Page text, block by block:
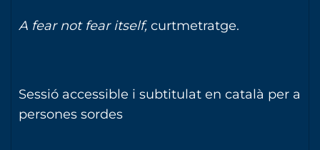
A fear not fear itself, curtmetratge.
Sessió accessible i subtitulat en català per a
persones sordes